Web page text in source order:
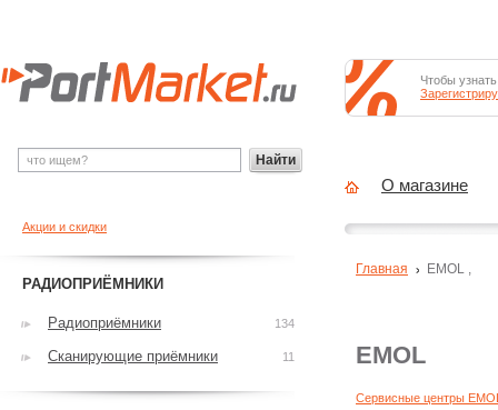
EMOL
Сервисные центры
Главная EMOL ,
Акции и скидки
РАДИОПРИЁМНИКИ
Радиоприёмники 134
Сканирующие приёмники 11
Найти
Чтобы
О магазине